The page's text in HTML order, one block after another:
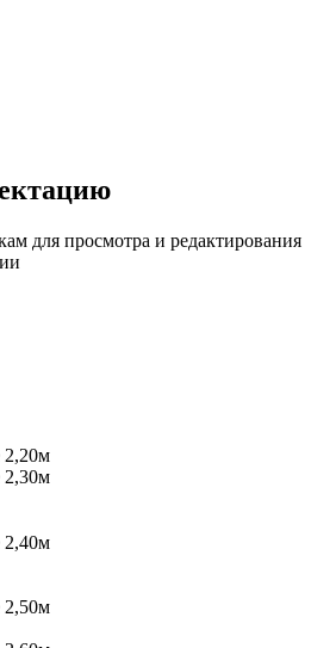
для просмотра и редактирования
2,20м
2,30м
2,40м
2,50м